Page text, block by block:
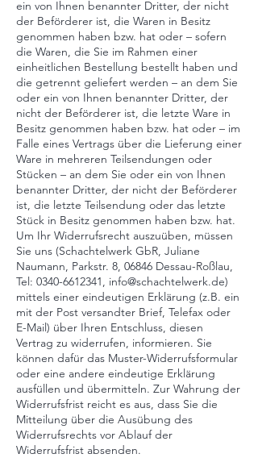
ein von Ihnen benannter Dritter, der nicht
der Beförderer ist, die Waren in Besitz
genommen haben bzw. hat oder – sofern
die Waren, die Sie im Rahmen einer
einheitlichen Bestellung bestellt haben und
die getrennt geliefert werden – an dem Sie
oder ein von Ihnen benannter Dritter, der
nicht der Beförderer ist, die letzte Ware in
Besitz genommen haben bzw. hat oder – im
Falle eines Vertrags über die Lieferung einer
Ware in mehreren Teilsendungen oder
Stücken – an dem Sie oder ein von Ihnen
benannter Dritter, der nicht der Beförderer
ist, die letzte Teilsendung oder das letzte
Stück in Besitz genommen haben bzw. hat.
Um Ihr Widerrufsrecht auszuüben, müssen
Sie uns (Schachtelwerk GbR, Juliane
Naumann, Parkstr. 8, 06846 Dessau-Roßlau,
Tel: 0340-6612341, info@schachtelwerk.de)
mittels einer eindeutigen Erklärung (z.B. ein
mit der Post versandter Brief, Telefax oder
E-Mail) über Ihren Entschluss, diesen
Vertrag zu widerrufen, informieren. Sie
können dafür das Muster-Widerrufsformular
oder eine andere eindeutige Erklärung
ausfüllen und übermitteln. Zur Wahrung der
Widerrufsfrist reicht es aus, dass Sie die
Mitteilung über die Ausübung des
Widerrufsrechts vor Ablauf der
Widerrufsfrist absenden.